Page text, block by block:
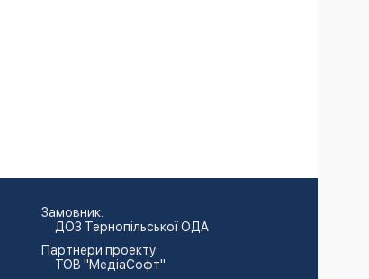
Замовник:
ДОЗ Тернопільської ОДА
Партнери проекту:
ТОВ "МедіаСофт"